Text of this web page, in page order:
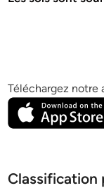
Téléchargez notre
Classification